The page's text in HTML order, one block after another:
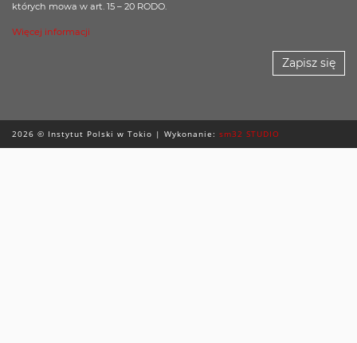
których mowa w art. 15 – 20 RODO.
Więcej informacji
Zapisz się
2026 © Instytut Polski w Tokio | Wykonanie: sm32 STUDIO